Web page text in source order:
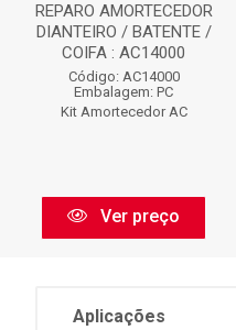
REPARO AMORTECEDOR
DIANTEIRO / BATENTE /
COIFA : AC14000
Código: AC14000
Embalagem: PC
Kit Amortecedor AC
Ver preço
Aplicações